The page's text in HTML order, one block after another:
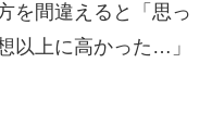
を間違えると「思っ
以上に高かった…」